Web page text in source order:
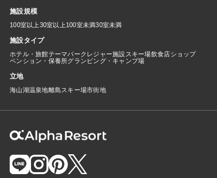
施設規模
100室以上30室以上100室未満30室未満
施設タイプ
ホテル・旅館テーマパーク レジャー施設 スキー場飲食店ショップ
ペンション・保養所グランピング・キャンプ場
立地
海山湖温泉地離島 スキー場市街地